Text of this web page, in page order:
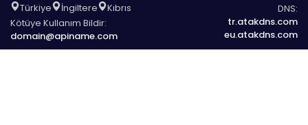
Türkiye İngiltere
Kıbrıs
Kötüye Kullanım Bildir:
domain@apiname.com
DNS:
tr.atakdns.com
eu.atakdns.com